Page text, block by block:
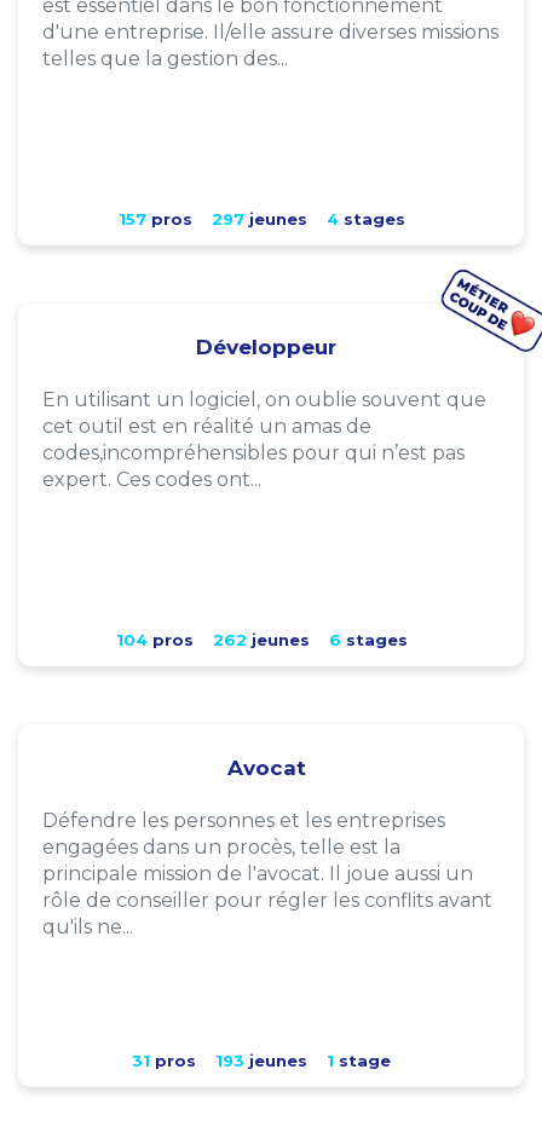
est essentiel dans le bon fonctionnement
d'une entreprise. Il/elle assure diverses missions
telles que la gestion des...
157pros 297jeunes 4stages
Développeur
En utilisant un logiciel, on oublie souvent que
cet outil est en réalité un amas de
codes,incompréhensibles pour qui n’est pas
expert. Ces codes ont...
104pros 262 jeunes 6 stages
Avocat
Défendre les personnes et les entreprises
engagées dans un procès, telle est la
principale mission de l'avocat. Il joue aussi un
rôle de conseiller pour régler les conflits avant
qu'ils ne...
31 pros 193 jeunes 1 stage